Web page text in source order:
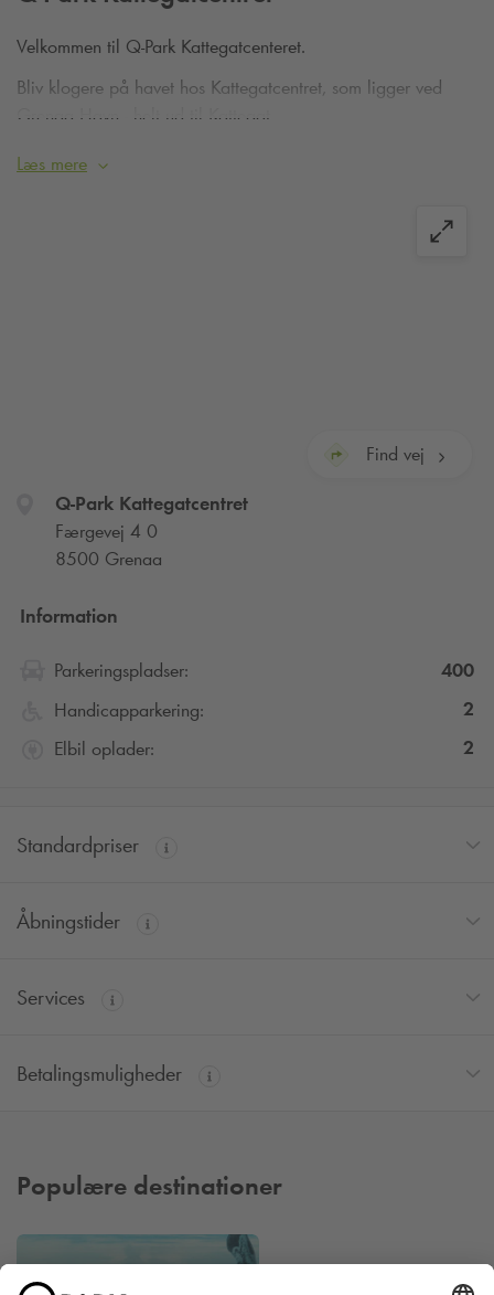
Velkommen til Q-Park Kattegatcenteret.
Bliv klogere på havet hos Kattegatcentret, som ligger ved
Grenaa Havn - helt ud til Kattegat.
Hos Q-Park
Læs mere
Find vej
Q-ParkKattegatcentret
Færgevej 4 0
8500 Grenaa
Information
Parkeringspladser:
400
Handicapparkering:
2
Elbil oplader:
2
Standardpriser
Åbningstider
Services
Betalingsmuligheder
Populære destinationer